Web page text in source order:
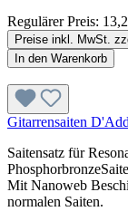
Regulärer Preis:
Preise inkl. MwSt.
In den Warenkorb
Gitarrensaiten
Saitensatz für
Mit Nanoweb
normalen Saiten.